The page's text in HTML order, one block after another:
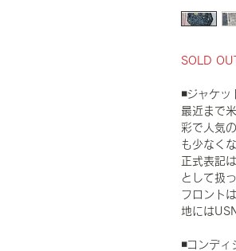
SOLD
◾️ジャケ
最近まで
彩で人気
も少なく
正式表記
として扱
フロント
地には
◾️コンデ